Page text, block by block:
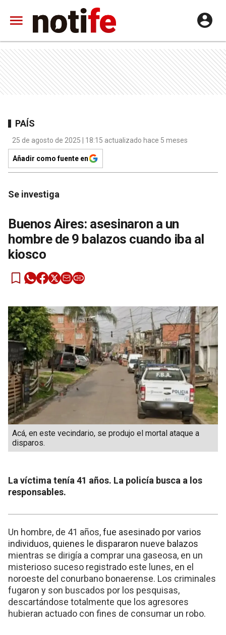
PAÍS
25 de agosto de 2025 | 18:15 actualizado hace 5 meses
Añadir como fuente en
Se investiga
Buenos Aires: asesinaron a un
hombre de 9 balazos cuando iba al
kiosco
Acá, en este vecindario, se produjo el mortal ataque a
disparos.
La víctima tenía 41 años. La policía busca a los
responsables.
Un hombre, de 41 años,fue asesinado por varios
individuos, quienes le dispararon nueve balazos
mientras se dirigía a comprar una gaseosa, en un
misterioso suceso registrado este lunes, en el
noroeste del conurbano bonaerense. Los criminales
fugaron y son buscados por los pesquisas,
descartándose totalmente que los agresores
hubieran actuado con fines de consumar un robo.